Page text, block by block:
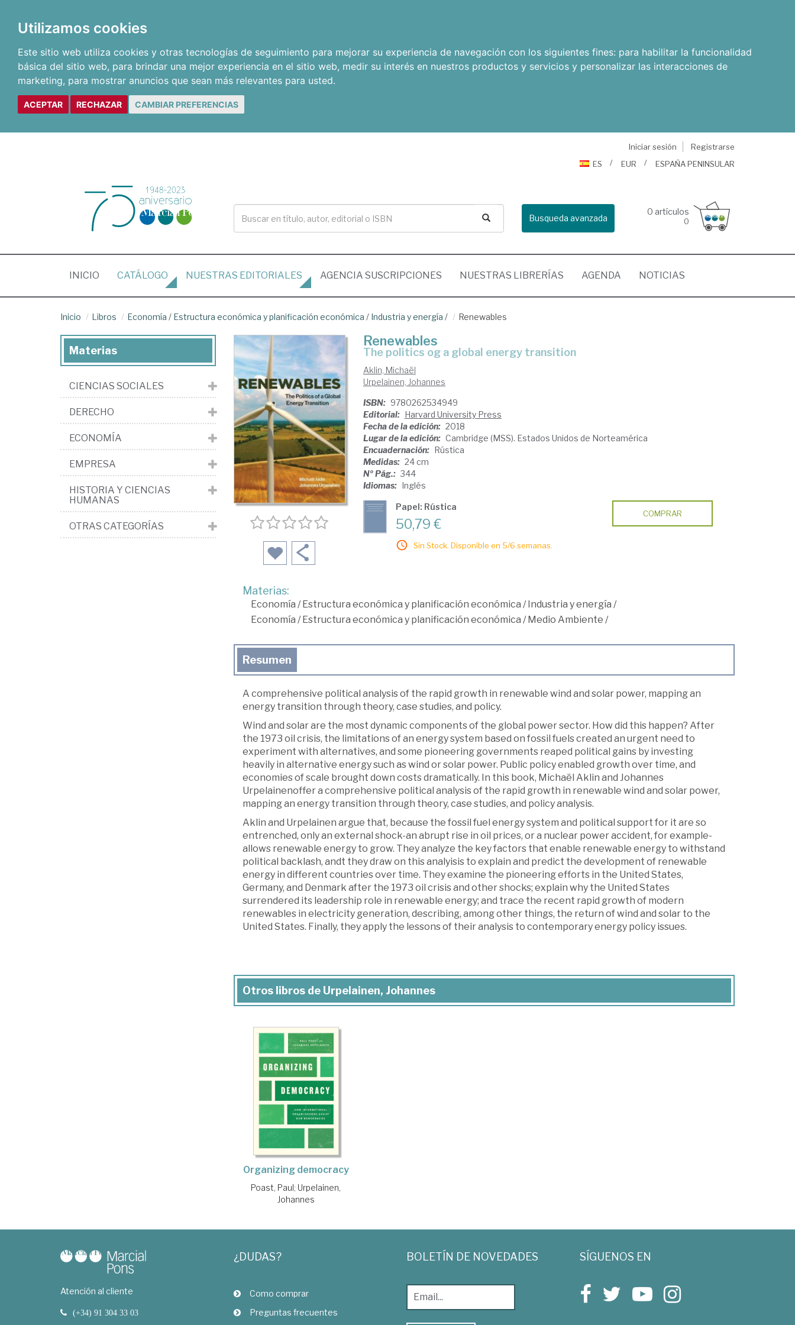
Utilizamos cookies
Este sitio web utiliza cookies y otras tecnologías de seguimiento para mejorar su experiencia de navegación con los siguientes fines: para habilitar la funcionalidad
básica del sitio web, para brindar una mejor experiencia en el sitio web, medir su interés en nuestros productos y servicios y personalizar las interacciones de
marketing, para mostrar anuncios que sean más relevantes para usted.
ACEPTAR RECHAZAR CAMBIAR PREFERENCIAS
Iniciar sesión
Registrarse
ES
EUR ESPAÑA PENINSULAR
Busqueda avanzada
0 artículos
0
INICIO (CURRENT)
CATÁLOGO NUESTRAS EDITORIALES AGENCIA SUSCRIPCIONES NUESTRAS LIBRERÍAS AGENDA NOTICIAS
Inicio Libros Economía / Estructura económica y planificación económica / Industria y energía / Renewables
Renewables
the politics og a global energy transition
Aklin, Michaël
Urpelainen, Johannes
ISBN: 9780262534949
Editorial: Harvard University Press
Fecha de la edición: 2018
Lugar de la edición: Cambridge (MSS). Estados Unidos de Norteamérica
Encuadernación: Rústica
Medidas: 24 cm
Nº Pág.: 344
Idiomas: Inglés
Papel: Rústica
50,79 €
Sin Stock. Disponible en 5/6 semanas.
COMPRAR
Materias:
Economía /Estructura económica y planificación económica /Industria y energía /
Economía /Estructura económica y planificación económica /Medio Ambiente /
Resumen
A comprehensive political analysis of the rapid growth in renewable wind and solar power, mapping an
energy transition through theory, case studies, and policy.
Wind and solar are the most dynamic components of the global power sector. How did this happen? After
the 1973 oil crisis, the limitations of an energy system based on fossil fuels created an urgent need to
experiment with alternatives, and some pioneering governments reaped political gains by investing
heavily in alternative energy such as wind or solar power. Public policy enabled growth over time, and
economies of scale brought down costs dramatically. In this book, Michaël Aklin and Johannes
Urpelainenoffer a comprehensive political analysis of the rapid growth in renewable wind and solar power,
mapping an energy transition through theory, case studies, and policy analysis.
Aklin and Urpelainen argue that, because the fossil fuel energy system and political support for it are so
entrenched, only an external shock-an abrupt rise in oil prices, or a nuclear power accident, for example-
allows renewable energy to grow. They analyze the key factors that enable renewable energy to withstand
political backlash, andt they draw on this analyisis to explain and predict the development of renewable
energy in different countries over time. They examine the pioneering efforts in the United States,
Germany, and Denmark after the 1973 oil crisis and other shocks; explain why the United States
surrendered its leadership role in renewable energy; and trace the recent rapid growth of modern
renewables in electricity generation, describing, among other things, the return of wind and solar to the
United States. Finally, they apply the lessons of their analysis to contemporary energy policy issues.
Otros libros de Urpelainen, Johannes
Organizing democracy
Poast, Paul; Urpelainen,
Johannes
Materias
CIENCIAS SOCIALES
DERECHO
ECONOMÍA
EMPRESA
HISTORIA Y CIENCIAS
HUMANAS
OTRAS CATEGORÍAS
Atención al cliente
(+34) 91 304 33 03
¿DUDAS?
Como comprar
Preguntas frecuentes
BOLETÍN DE NOVEDADES SÍGUENOS EN